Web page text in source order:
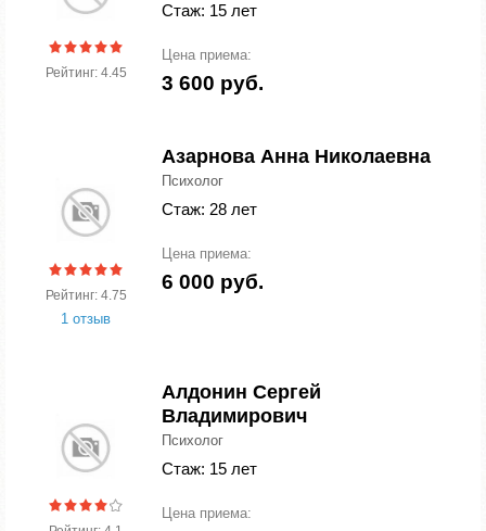
Рейтинг: 4.45
Стаж: 15 лет
Цена приема:
3 600 руб.
Рейтинг: 4.75
1 отзыв
Азарнова Анна Николаевна
Психолог
Стаж: 28 лет
Цена приема:
6 000 руб.
Алдонин Сергей
Владимирович
Психолог
Стаж: 15 лет
Цена приема: